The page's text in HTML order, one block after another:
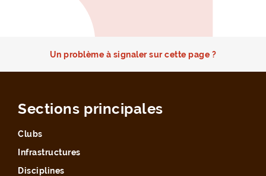
Un problème à signaler sur cette page ?
Sections principales
Clubs
Infrastructures
Disciplines